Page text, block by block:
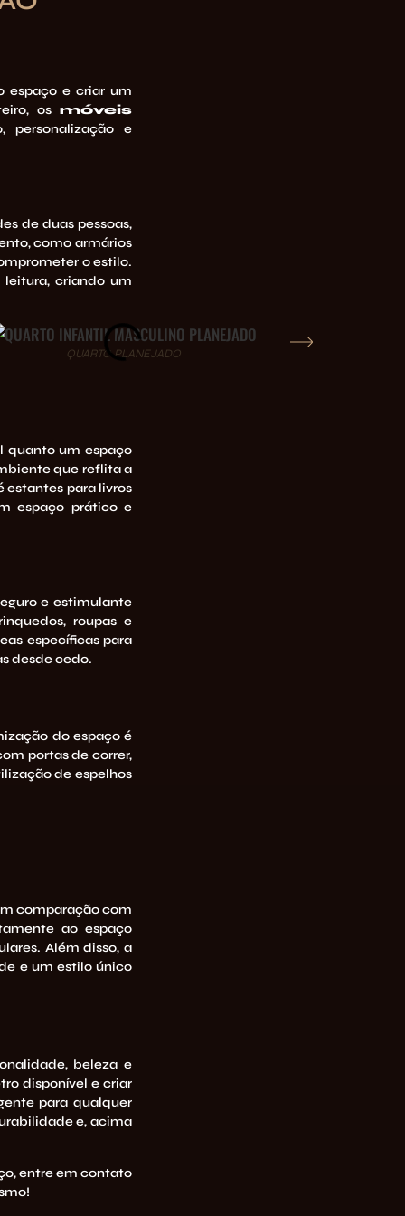
espaço e criar um
os móveis
personalização e
de duas pessoas,
como armários
o estilo.
leitura, criando um
QUARTO PLANEJADO
quanto um espaço
que reflita a
estantes para livros
espaço prático e
e estimulante
roupas e
específicas para
desde cedo.
do espaço é
portas de correr,
de espelhos
comparação com
ao espaço
Além disso, a
e um estilo único
beleza e
disponível e criar
para qualquer
e, acima
entre em contato